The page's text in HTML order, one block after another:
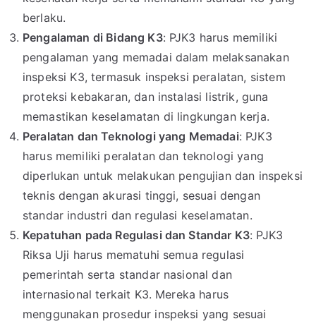
berlaku.
Pengalaman di Bidang K3: PJK3 harus memiliki
pengalaman yang memadai dalam melaksanakan
inspeksi K3, termasuk inspeksi peralatan, sistem
proteksi kebakaran, dan instalasi listrik, guna
memastikan keselamatan di lingkungan kerja.
Peralatan dan Teknologi yang Memadai: PJK3
harus memiliki peralatan dan teknologi yang
diperlukan untuk melakukan pengujian dan inspeksi
teknis dengan akurasi tinggi, sesuai dengan
standar industri dan regulasi keselamatan.
Kepatuhan pada Regulasi dan Standar K3: PJK3
Riksa Uji harus mematuhi semua regulasi
pemerintah serta standar nasional dan
internasional terkait K3. Mereka harus
menggunakan prosedur inspeksi yang sesuai